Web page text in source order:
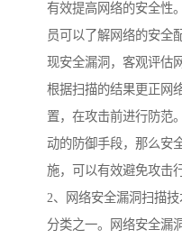
有效提高网络的安全性
员可以了解网络的安全
现安全漏洞，客观评估
根据扫描的结果更正网
置，在攻击前进行防范
动的防御手段，那么安
施，可以有效避免攻击
2、网络安全漏洞扫描
分类之一。网络安全漏